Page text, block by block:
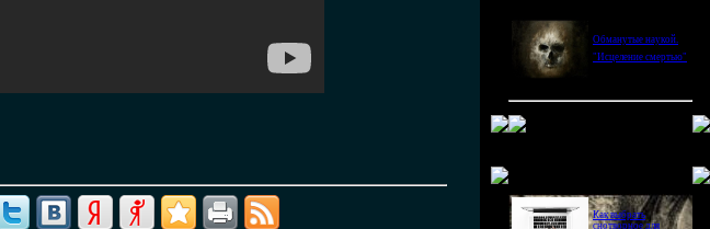
Обманутые наукой.
"Исцеление смертью"
Как выбрать
снотворное для